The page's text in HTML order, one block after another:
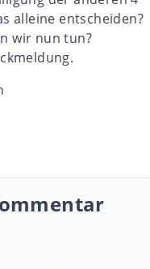
alleine entscheiden?
wir nun tun?